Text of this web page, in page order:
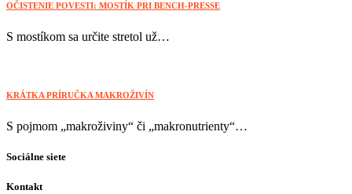
OČISTENIE POVESTI: MOSTÍK PRI BENCH-PRESSE
S mostíkom sa určite stretol už…
KRÁTKA PRÍRUČKA MAKROŽIVÍN
S pojmom „makroživiny“ či „makronutrienty“…
Sociálne siete
Kontakt